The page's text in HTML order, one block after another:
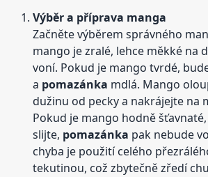
Výběr a příprava manga
Začněte výběrem správného
mango je zralé, lehce měkké na
voní. Pokud je mango tvrdé,
a pomazánka mdlá. Mango
dužinu od pecky a nakrájejte na
Pokud je mango hodně
slijte, pomazánka pak nebude
chyba je použití celého
tekutinou, což zbytečně zředí